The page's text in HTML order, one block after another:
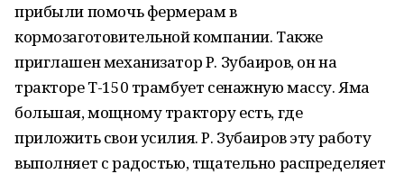
прибыли помочь фермерам в
кормозаготовительной компании. Также
приглашен механизатор Р. Зубаиров, он на
тракторе Т-150 трамбует сенажную массу. Яма
большая, мощному трактору есть, где
приложить свои усилия. Р. Зубаиров эту работу
выполняет с радостью, тщательно распределяет